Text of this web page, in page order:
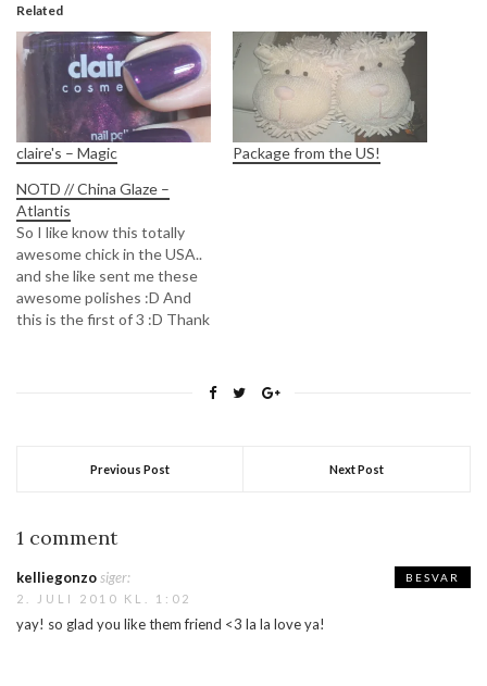
Related
claire's – Magic
Package from the US!
NOTD // China Glaze –
Atlantis
So I like know this totally
awesome chick in the USA..
and she like sent me these
awesome polishes :D And
this is the first of 3 :D Thank
Previous Post Next Post
1 comment
kelliegonzosiger:
2. JULI 2010 KL. 1:02
yay! so glad you like them friend <3 la la love ya!
BESVAR